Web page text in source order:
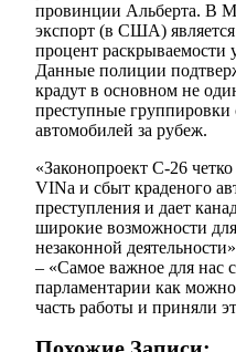
провинции Альберта. В
экспорт (в США)
процент раскрываемости
Данные полиции
крадут в основном не
преступные группировки
автомобилей за рубеж.
«Законопроект С-26
VINа и сбыт краденого
преступления и дает
широкие возможности
незаконной
– «Самое важное для нас
парламентарии как
часть работы и приняли